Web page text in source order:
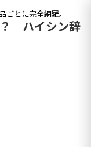
ごとに完全網羅。
｜ハイシン辞